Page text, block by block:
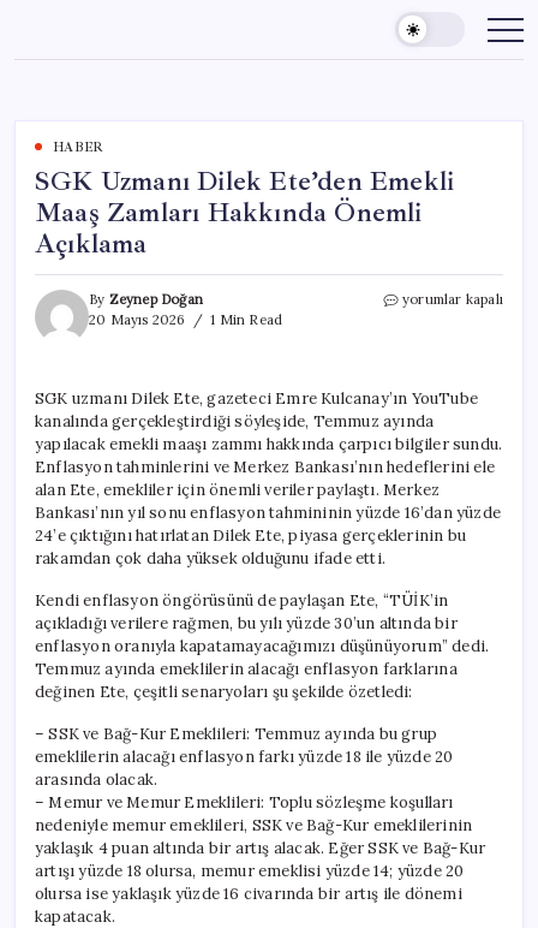
content
HABER
SGK Uzmanı Dilek Ete’den Emekli
Maaş Zamları Hakkında Önemli
Açıklama
By Zeynep Doğan
20 Mayıs 2026
1 Min Read
SGK
Maaş
Zamları
Hakkında
Önemli
Açıklama
için
yorumlar kapalı
SGK uzmanı Dilek Ete, gazeteci Emre Kulcanay’ın YouTube
kanalında gerçekleştirdiği söyleşide, Temmuz ayında
yapılacak emekli maaşı zammı hakkında çarpıcı bilgiler sundu.
Enflasyon tahminlerini ve Merkez Bankası’nın hedeflerini ele
alan Ete, emekliler için önemli veriler paylaştı. Merkez
Bankası’nın yıl sonu enflasyon tahmininin yüzde 16’dan yüzde
24’e çıktığını hatırlatan Dilek Ete, piyasa gerçeklerinin bu
rakamdan çok daha yüksek olduğunu ifade etti.
Kendi enflasyon öngörüsünü de paylaşan Ete, “TÜİK’in
açıkladığı verilere rağmen, bu yılı yüzde 30’un altında bir
enflasyon oranıyla kapatamayacağımızı düşünüyorum” dedi.
Temmuz ayında emeklilerin alacağı enflasyon farklarına
değinen Ete, çeşitli senaryoları şu şekilde özetledi:
– SSK ve Bağ-Kur Emeklileri: Temmuz ayında bu grup
emeklilerin alacağı enflasyon farkı yüzde 18 ile yüzde 20
arasında olacak.
– Memur ve Memur Emeklileri: Toplu sözleşme koşulları
nedeniyle memur emeklileri, SSK ve Bağ-Kur emeklilerinin
yaklaşık 4 puan altında bir artış alacak. Eğer SSK ve Bağ-Kur
artışı yüzde 18 olursa, memur emeklisi yüzde 14; yüzde 20
olursa ise yaklaşık yüzde 16 civarında bir artış ile dönemi
kapatacak.